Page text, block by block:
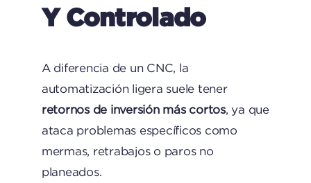
Y Controlado
A diferencia de un CNC, la
automatización ligera suele tener
retornos de inversión más cortos, ya que
ataca problemas específicos como
mermas, retrabajos o paros no
planeados.